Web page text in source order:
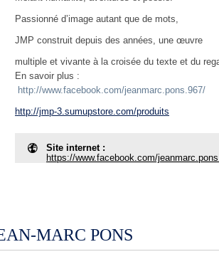
Passionné d’image autant que de mots,
JMP construit depuis des années, une œuvre
multiple et vivante à la croisée du texte et du
En savoir plus :
http://www.facebook.com/jeanmarc.pons.967/
http://jmp-3.sumupstore.com/produits
Site internet :
https://www.facebook.com/
MARC PONS